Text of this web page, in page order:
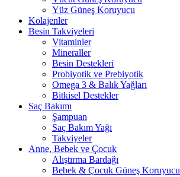
Yüz Güneş Koruyucu
Kolajenler
Besin Takviyeleri
Vitaminler
Mineraller
Besin Destekleri
Probiyotik ve Prebiyotik
Omega 3 & Balık Yağları
Bitkisel Destekler
Saç Bakımı
Şampuan
Saç Bakım Yağı
Takviyeler
Anne, Bebek ve Çocuk
Alıştırma Bardağı
Bebek & Çocuk Güneş Koruyucu